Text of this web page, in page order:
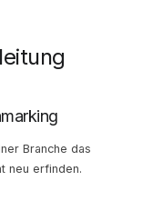
Branche das
neu erfinden.